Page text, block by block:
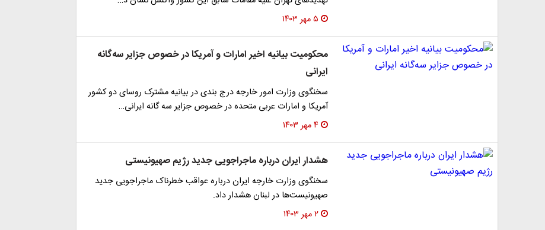
۵ مهر ۱۴۰۳
محکومیت بیانیه اخیر امارات و آمریکا در خصوص جزایر سه‌گانه
ایرانی
سخنگوی وزارت امور خارجه درج بندی در بیانیه مشترک روسای دو کشور
آمریکا و امارات عربی متحده در خصوص جزایر سه گانه ایرانی…
۴ مهر ۱۴۰۳
هشدار ایران درباره ماجراجویی جدید رژیم صهیونیستی
سخنگوی وزارت خارجه ایران درباره عواقب خطرناک ماجراجویی جدید
صهیونیست‌ها در لبنان هشدار داد.
۲ مهر ۱۴۰۳